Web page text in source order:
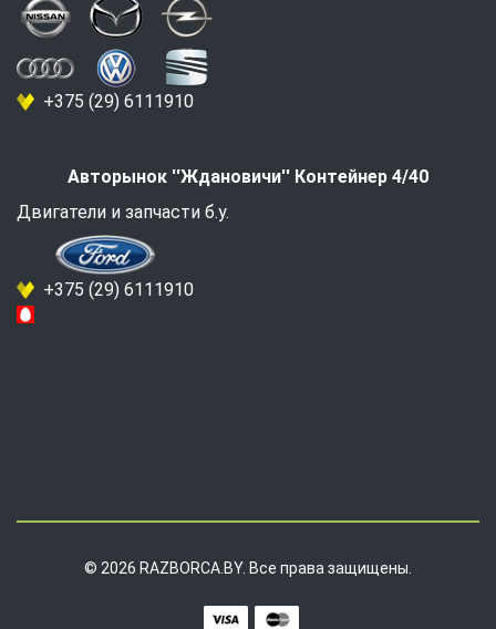
+375 (29) 6111910
Авторынок ''Ждановичи'' Контейнер 4/40
Двигатели и запчасти б.у.
+375 (29) 6111910
© 2026 RAZBORCA.BY. Все права защищены.